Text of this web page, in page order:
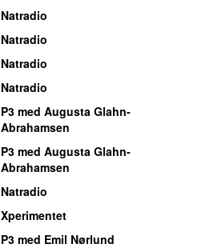
Natradio
Natradio
Natradio
Natradio
P3 med Augusta Glahn-
Abrahamsen
P3 med Augusta Glahn-
Abrahamsen
Natradio
Xperimentet
P3 med Emil Nørlund